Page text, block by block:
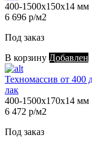
400-1500х150х14 мм
6 696 р/м2
Под заказ
В корзину Добавлен
Техномассив от 400
лак
400-1500х170х14 мм
6 472 р/м2
Под заказ